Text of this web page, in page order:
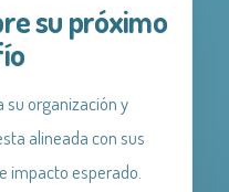
su próximo
su organización y
alineada con sus
impacto esperado.